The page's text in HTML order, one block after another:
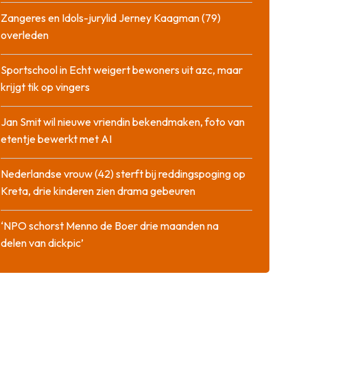
Zangeres en Idols-jurylid Jerney Kaagman (79)
overleden
Sportschool in Echt weigert bewoners uit azc, maar
krijgt tik op vingers
Jan Smit wil nieuwe vriendin bekendmaken, foto van
etentje bewerkt met AI
Nederlandse vrouw (42) sterft bij reddingspoging op
Kreta, drie kinderen zien drama gebeuren
‘NPO schorst Menno de Boer drie maanden na
delen van dickpic’